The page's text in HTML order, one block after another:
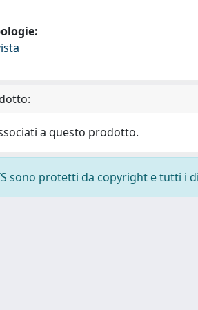
a questo prodotto.
sono protetti da copyright e tutti i